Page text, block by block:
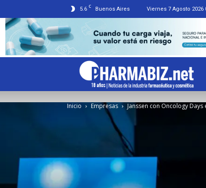
5.6 C Buenos Aires Viernes 7 Agosto 2026
Inicio Empresas Janssen con Oncology Days